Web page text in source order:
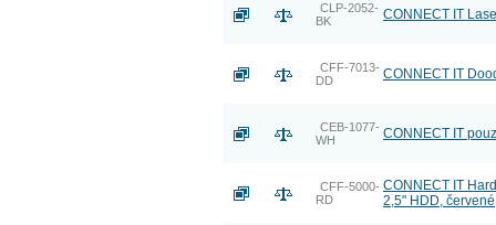
CLP-2052-
BK
CONNECT IT
CFF-7013-
DD
CONNECT IT
CEB-1077-
WH
CONNECT IT
CFF-5000-
RD
CONNECT IT
2,5" HDD, červené